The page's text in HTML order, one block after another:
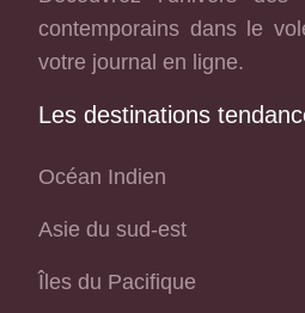
contemporains dans le
votre journal en ligne.
Les destinations
Océan Indien
Asie du sud-est
Îles du Pacifique